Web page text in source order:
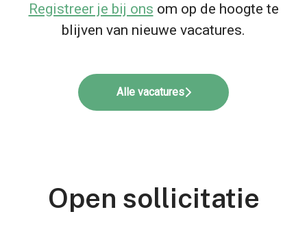
Registreer je bij ons om op de hoogte te
blijven van nieuwe vacatures.
Alle vacatures
Open sollicitatie